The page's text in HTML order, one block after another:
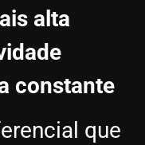
alta
constante
que